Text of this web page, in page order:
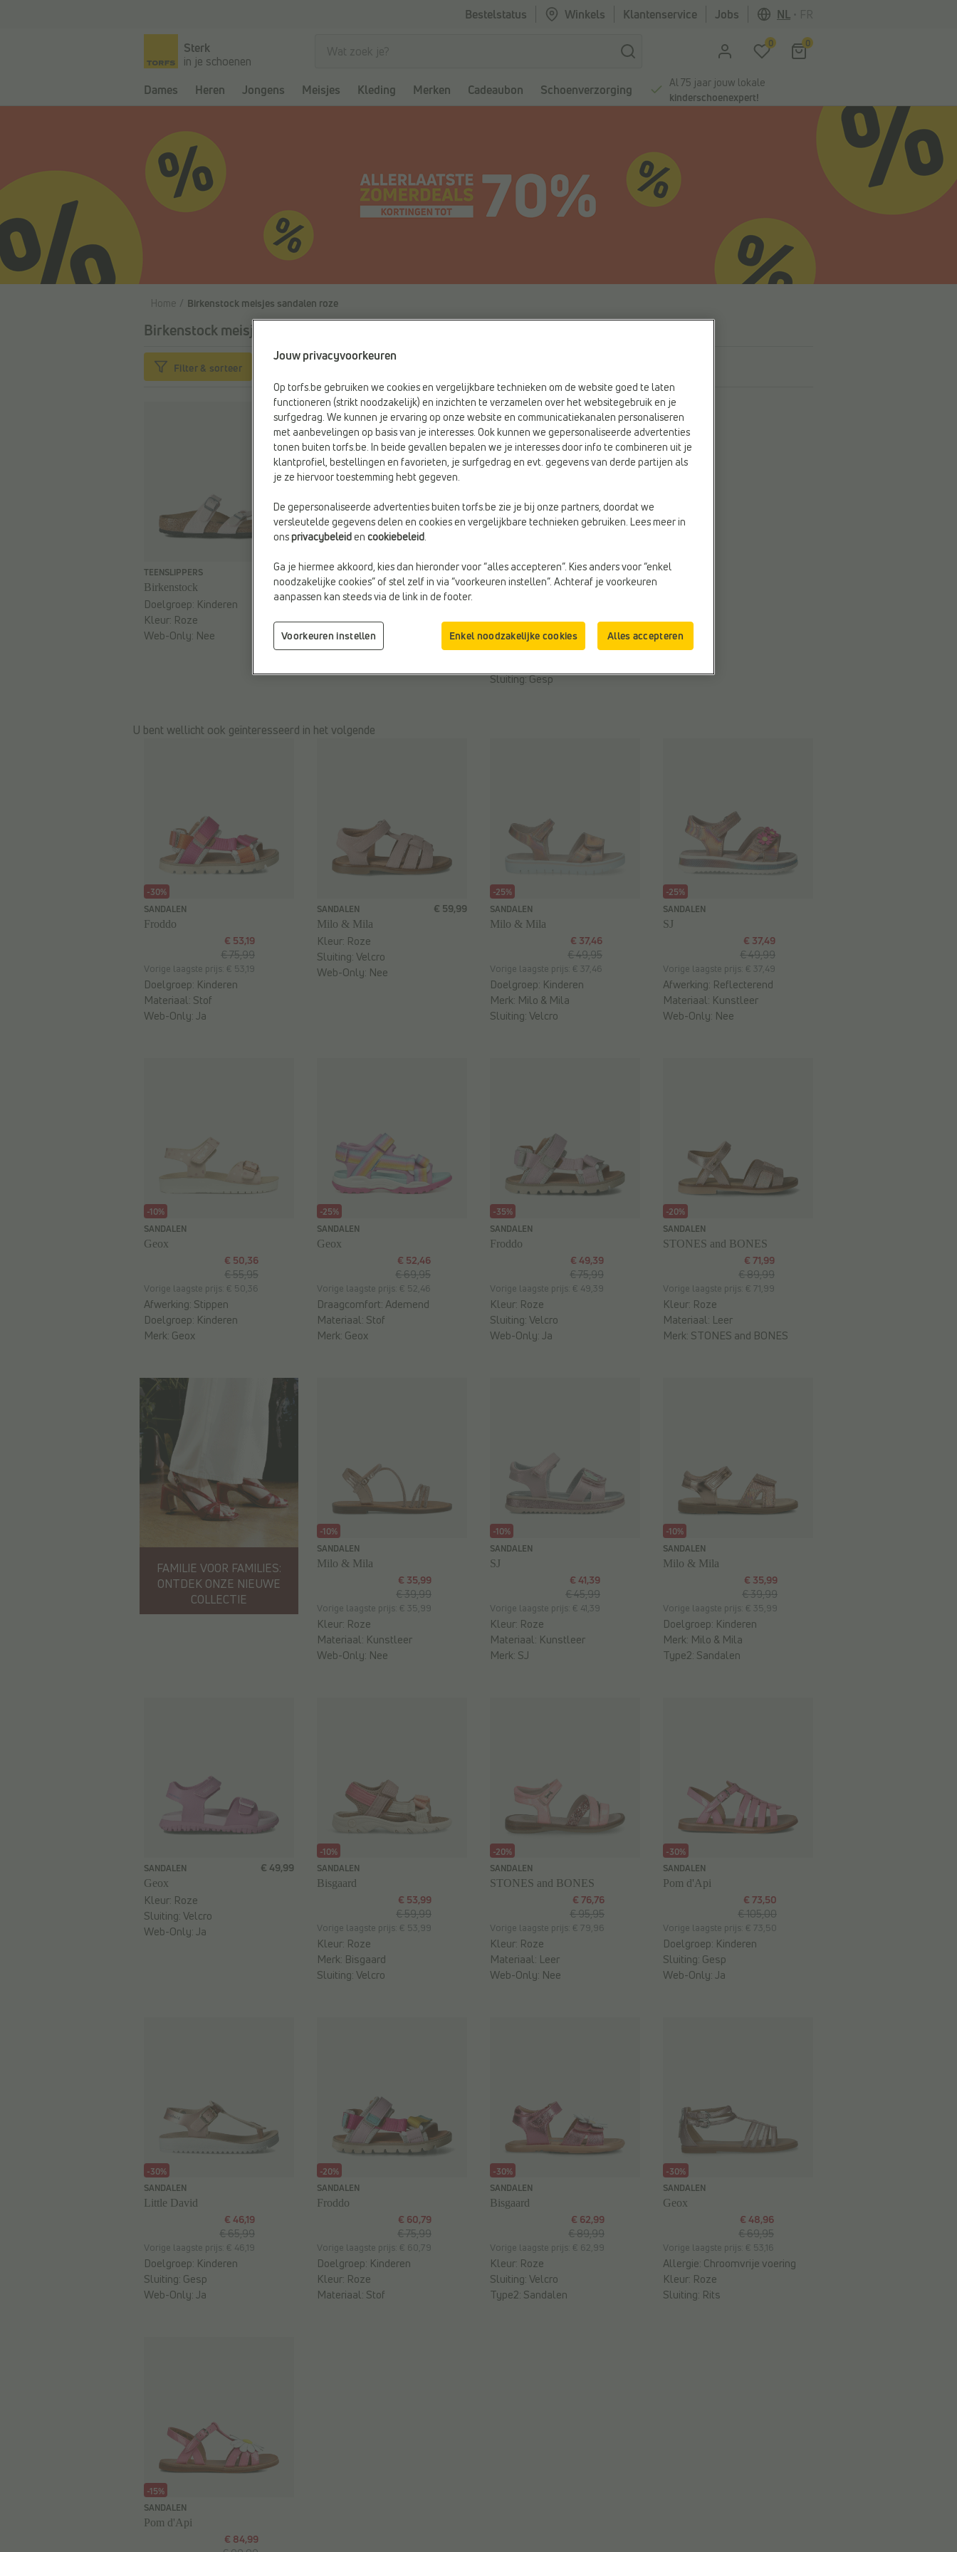
Bestelstatus Winkels Klantenservice Jobs NL
Sterk
in je schoenen
0 0
Dames Heren Jongens Meisjes Kleding Merken Cadeaubon Schoenverzorging
Al 75 jaar jouw lokale
kinderschoenexpert!
Home Birkenstock meisjes sandalen roze
Birkenstock meisjes sandalen roze
Filter & sorteer
TEENSLIPPERS
Birkenstock
€ 49,99
Doelgroep: Kinderen
Kleur: Roze
Web-Only: Nee
SANDALEN
Birkenstock
€ 55,99
Doelgroep:Kinderen
Materiaal:Stof
Sluiting:Gesp
SANDALEN
Birkenstock
Vorige laagste prijs: € 62,99
Doelgroep:Kinderen
Sluiting:Gesp
U bent wellicht ook geïnteresseerd in het volgende
-30%
SANDALEN
Froddo
Vorige laagste prijs: € 53,19
€ 75,99
€ 53,19
Doelgroep: Kinderen
Materiaal: Stof
Web-Only:Ja
SANDALEN
Milo & Mila
€ 59,99
Kleur: Roze
Sluiting:Velcro
Web-Only: Nee
-25%
SANDALEN
Milo & Mila
Vorige laagste prijs: € 37,46
€ 49,95
€ 37,46
Doelgroep: Kinderen
Merk: Milo & Mila
Sluiting:Velcro
-25%
SANDALEN
SJ
Vorige laagste prijs: € 37,49
€ 49,99
€ 37,49
Afwerking: Reflecterend
Materiaal: Kunstleer
Web-Only: Nee
-10%
SANDALEN
Geox
Vorige laagste prijs: € 50,36
€ 55,95
€ 50,36
Afwerking: Stippen
Doelgroep: Kinderen
Merk: Geox
-25%
SANDALEN
Geox
Vorige laagste prijs: € 52,46
€ 69,95
€ 52,46
Draagcomfort:Ademend
Materiaal: Stof
Merk: Geox
-35%
SANDALEN
Froddo
Vorige laagste prijs: € 49,39
€ 75,99
€ 49,39
Kleur: Roze
Sluiting:Velcro
Web-Only:Ja
-20%
SANDALEN
STONES and BONES
Vorige laagste prijs: € 71,99
€ 89,99
€ 71,99
Kleur: Roze
Materiaal: Leer
Merk: STONES and BONES
FAMILIE VOOR FAMILIES:
ONTDEK ONZE NIEUWE
COLLECTIE
-10%
SANDALEN
Milo & Mila
Vorige laagste prijs: € 35,99
€ 39,99
€ 35,99
Kleur: Roze
Materiaal: Kunstleer
Web-Only: Nee
-10%
SANDALEN
SJ
Vorige laagste prijs: € 41,39
€ 45,99
€ 41,39
Kleur: Roze
Materiaal: Kunstleer
Merk: SJ
-10%
SANDALEN
Milo & Mila
Vorige laagste prijs: € 35,99
€ 39,99
€ 35,99
Doelgroep: Kinderen
Merk: Milo & Mila
Type2: Sandalen
SANDALEN
Geox
€ 49,99
Kleur: Roze
Sluiting:Velcro
Web-Only:Ja
-10%
SANDALEN
Bisgaard
Vorige laagste prijs: € 53,99
€ 59,99
€ 53,99
Kleur: Roze
Merk: Bisgaard
Sluiting:Velcro
-20%
SANDALEN
STONES and BONES
Vorige laagste prijs: € 79,96
€ 95,95
€ 76,76
Kleur: Roze
Materiaal: Leer
Web-Only: Nee
-30%
SANDALEN
Pom d'Api
Vorige laagste prijs: € 73,50
€ 105,00
€ 73,50
Doelgroep: Kinderen
Sluiting: Gesp
Web-Only:Ja
-30%
SANDALEN
Little David
Vorige laagste prijs: € 46,19
€ 65,99
€ 46,19
Doelgroep: Kinderen
Sluiting: Gesp
Web-Only:Ja
-20%
SANDALEN
Froddo
Vorige laagste prijs: € 60,79
€ 75,99
€ 60,79
Doelgroep: Kinderen
Kleur: Roze
Materiaal: Stof
-30%
SANDALEN
Bisgaard
Vorige laagste prijs: € 62,99
€ 89,99
€ 62,99
Kleur: Roze
Sluiting:Velcro
Type2: Sandalen
-30%
SANDALEN
Geox
Vorige laagste prijs: € 53,16
€ 69,95
€ 48,96
Allergie: Chroomvrije voering
Kleur: Roze
Sluiting: Rits
-15%
SANDALEN
Pom d'Api
€ 84,99
Jouw privacyvoorkeuren
Op torfs.be gebruiken we cookies en vergelijkbare technieken om de website goed te laten
functioneren (strikt noodzakelijk) en inzichten te verzamelen over het websitegebruik en je
surfgedrag. We kunnen je ervaring op onze website en communicatiekanalen personaliseren
met aanbevelingen op basis van je interesses. Ook kunnen we gepersonaliseerde advertenties
tonen buiten torfs.be. In beide gevallen bepalen we je interesses door info te combineren uit je
klantprofiel, bestellingen en favorieten, je surfgedrag en evt. gegevens van derde partijen als
je ze hiervoor toestemming hebt gegeven.
De gepersonaliseerde advertenties buiten torfs.be zie je bij onze partners, doordat we
versleutelde gegevens delen en cookies en vergelijkbare technieken gebruiken. Lees meer in
onsprivacybeleiden cookiebeleid
Ga je hiermee akkoord, kies dan hieronder voor “alles accepteren”. Kies anders voor “enkel
noodzakelijke cookies” of stel zelf in via “voorkeuren instellen”. Achteraf je voorkeuren
aanpassen kan steeds via de link in de footer.
Voorkeuren instellen Enkel noodzakelijke cookies Alles accepteren